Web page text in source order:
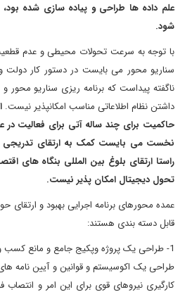
علم داده ها طراحی و پیاده سازی شده
شود.
با توجه به سرعت تحولات محیطی و عدم
سناریو محور می بایست در دستور کار دولت و
ناگفته پیداست که برنامه ریزی سناریو محور
داشتن نظام اطلاعاتی مناسب امکانپذیر نیست.
حاکمیت برای چند ساله آتی برای فعالیت در
نخست می بایست کمک به ارتقای تدریجی
راستا ارتقای بلوغ بین المللی بنگاه های
تحول دیجیتال امکان پذیر نیست.
عمده محورهای برنامه اجرایی بهبود و ارتقای
قابل دسته بندی هستند:
1- طراحی یک پروژه وپکیج جامع و مانع کسب
طراحی یک اکوسیستم و قوانین و آیین نامه
کارگیری نیروهای قوی برای این امر و